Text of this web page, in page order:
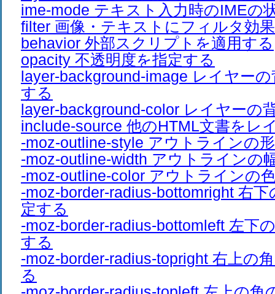
ime-mode テキスト入力時のIMEの
filter 画像・テキストにフィルタ効
behavior 外部スクリプトを適用する
opacity 不透明度を指定する
layer-background-image レイヤー
する
layer-background-color レイヤーの
include-source 他のHTML文書をレ
-moz-outline-style アウトラインの
-moz-outline-width アウトラインの
-moz-outline-color アウトラインの
-moz-border-radius-bottomright 右
定する
-moz-border-radius-bottomleft 左下
する
-moz-border-radius-topright 右上の
る